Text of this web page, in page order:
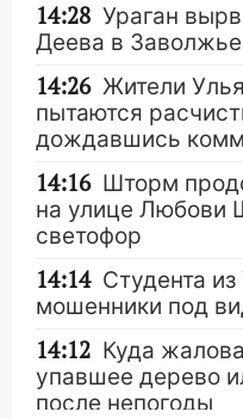
14:28 Ураган
Деева в Заволжье
14:26 Жители
пытаются
дождавшись
14:16 Шторм
на улице Любови
светофор
14:14 Студента
мошенники под
14:12 Куда
упавшее дерево
после непогоды